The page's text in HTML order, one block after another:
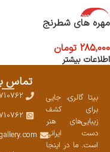
اتمام موجود
ی
مهره های شطرنج
285,000 تومان
اطلاعات بیشتر
بیتا گالری، جایی
برای کشف
زیبایی‌های هنر
دست ایرانی
است. ما در اینجا
تماس